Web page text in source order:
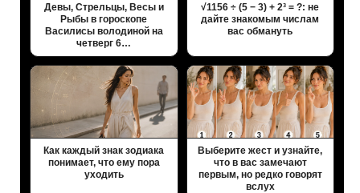
Девы, Стрельцы, Весы и
Рыбы в гороскопе
Василисы володиной на
четверг 6…
√1156 ÷ (5 − 3) + 2³ = ?: не
дайте знакомым числам
вас обмануть
Как каждый знак зодиака
понимает, что ему пора
уходить
Выберите жест и узнайте,
что в вас замечают
первым, но редко говорят
вслух